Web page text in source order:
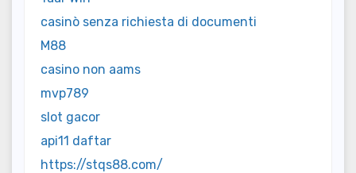
casinò senza richiesta di documenti
M88
casino non aams
mvp789
slot gacor
api11 daftar
https://stqs88.com/